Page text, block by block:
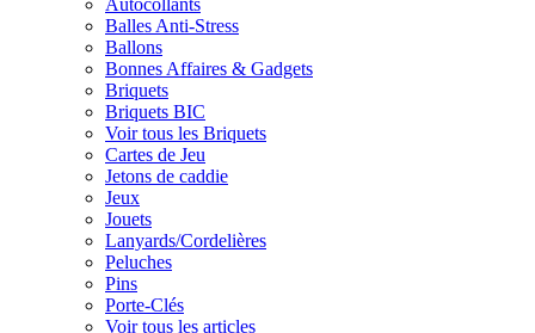
Autocollants
Balles Anti-Stress
Ballons
Bonnes Affaires & Gadgets
Briquets
Briquets BIC
Voir tous les Briquets
Cartes de Jeu
Jetons de caddie
Jeux
Jouets
Lanyards/Cordelières
Peluches
Pins
Porte-Clés
Voir tous les articles